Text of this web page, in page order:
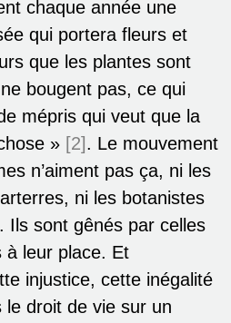
chaque année une
qui portera fleurs et
que les plantes sont
bougent pas, ce qui
mépris qui veut que la
» [2]. Le mouvement
n’aiment pas ça, ni les
ni les botanistes
Ils sont gênés par celles
à leur place. Et
injustice, cette inégalité
le droit de vie sur un